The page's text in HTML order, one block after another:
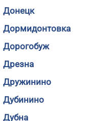
Донецк
Дормидонтовка
Дорогобуж
Дрезна
Дружинино
Дубинино
Дубна